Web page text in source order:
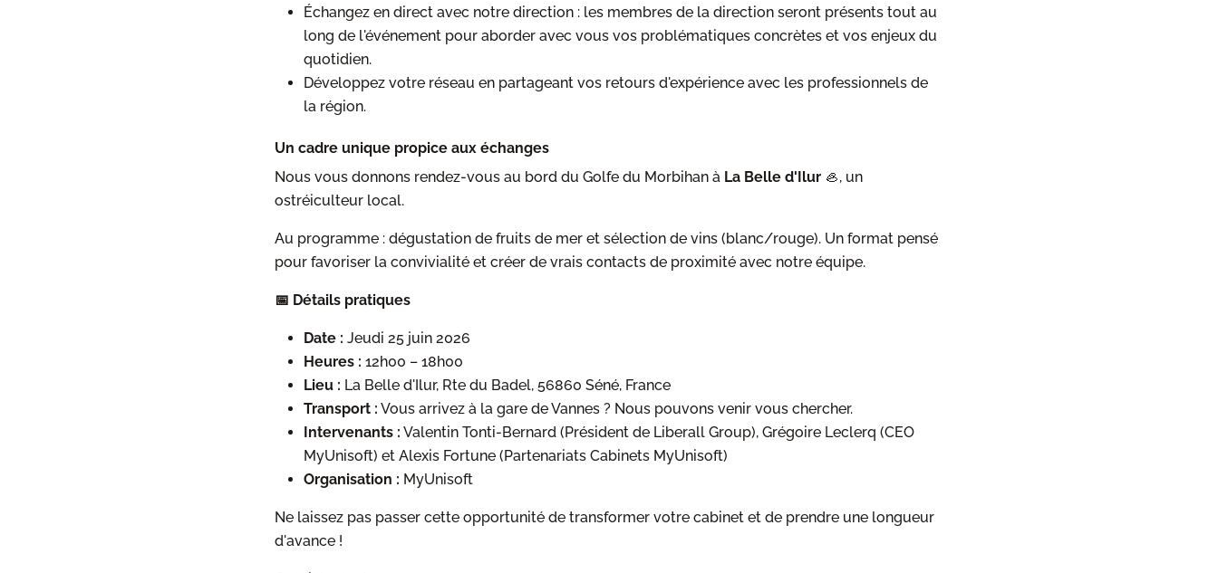
Échangez en direct avec notre direction : les membres de la direction seront présents tout au
long de l'événement pour aborder avec vous vos problématiques concrètes et vos enjeux du
quotidien.
Développez votre réseau en partageant vos retours d'expérience avec les professionnels de
la région.
Un cadre unique propice aux échanges
Nous vous donnons rendez-vous au bord du Golfe du Morbihan à La Belle d'Ilur 🦪, un
ostréiculteur local.
Au programme : dégustation de fruits de mer et sélection de vins (blanc/rouge). Un format pensé
pour favoriser la convivialité et créer de vrais contacts de proximité avec notre équipe.
📅 Détails pratiques
Date : Jeudi 25 juin 2026
Heures : 12h00 – 18h00
Lieu : La Belle d'Ilur, Rte du Badel, 56860 Séné, France
Transport : Vous arrivez à la gare de Vannes ? Nous pouvons venir vous chercher.
Intervenants : Valentin Tonti-Bernard (Président de Liberall Group), Grégoire Leclerq (CEO
MyUnisoft) et Alexis Fortune (Partenariats Cabinets MyUnisoft)
Organisation : MyUnisoft
Ne laissez pas passer cette opportunité de transformer votre cabinet et de prendre une longueur
d'avance !